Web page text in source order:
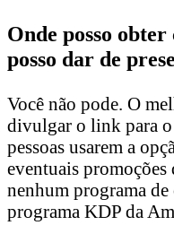
Onde posso
posso dar de
Você não pode. O
divulgar o link para
pessoas usarem a
eventuais promoções
nenhum programa
programa KDP da